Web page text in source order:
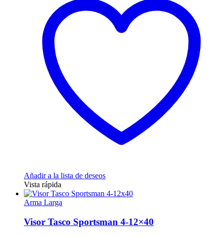
Añadir a la lista de deseos
Vista rápida
Arma Larga
Visor Tasco Sportsman 4-12×40